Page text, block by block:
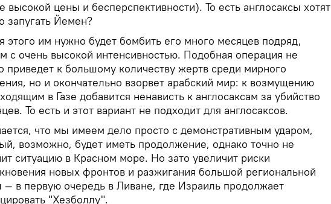
высокой цены и бесперспективности). То есть англосаксы хотят
запугать Йемен?
этого им нужно будет бомбить его много месяцев подряд,
с очень высокой интенсивностью. Подобная операция не
приведет к большому количеству жертв среди мирного
но и окончательно взорвет арабский мир: к возмущению
в Газе добавится ненависть к англосаксам за убийство
То есть и этот вариант не подходит для англосаксов.
что мы имеем дело просто с демонстративным ударом,
возможно, будет иметь продолжение, однако точно не
ситуацию в Красном море. Но зато увеличит риски
новых фронтов и разжигания большой региональной
— в первую очередь в Ливане, где Израиль продолжает
"Хезболлу".